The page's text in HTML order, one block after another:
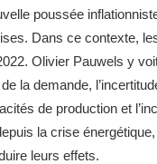
poussée
Dans ce contexte,
Olivier Pauwels y
la demande,
de production et
la crise
leurs effets.